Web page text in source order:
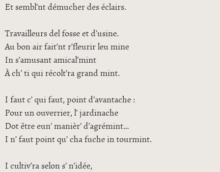
Et sembl’nt démucher des éclairs.
Travailleurs del fosse et d’usine.
Au bon air fait’nt r’fleurir leu mine
In s’amusant amical’mint
À ch’ ti qui récolt’ra grand mint.
I faut c’ qui faut, point d’avantache :
Pour un ouverrier, l’ jardinache
Dot être eun’ manièr’ d’agrémint…
I n’ faut point qu’ cha fuche in tourmint.
I cultiv’ra selon s’ n’idée,